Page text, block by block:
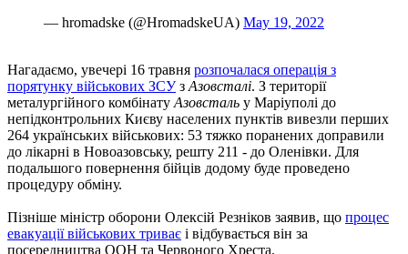
— hromadske (@HromadskeUA) May 19, 2022
Нагадаємо, увечері 16 травня розпочалася операція з
порятунку військових ЗСУз Азовсталі. З території
металургійного комбінату Азовсталь у Маріуполі до
непідконтрольних Києву населених пунктів вивезли перших
264 українських військових: 53 тяжко поранених доправили
до лікарні в Новоазовську, решту 211 - до Оленівки. Для
подальшого повернення бійців додому буде проведено
процедуру обміну.
Пізніше міністр оборони Олексій Резніков заявив, що процес
евакуації військових триває і відбувається він за
посередництва ООН та Червоного Хреста.